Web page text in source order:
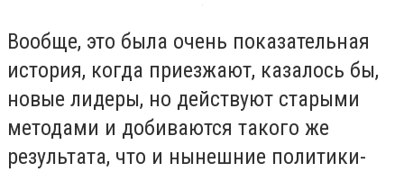
Вообще, это была очень показательная
история, когда приезжают, казалось бы,
новые лидеры, но действуют старыми
методами и добиваются такого же
результата, что и нынешние политики-